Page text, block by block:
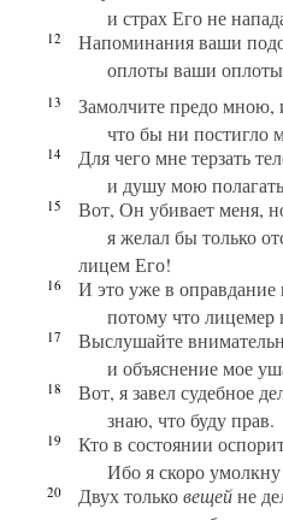
и страх Его не
12
Напоминания ваши
оплоты ваши
13
Замолчите предо мною,
что бы ни постигло
14
Для чего мне терзать
и душу мою
15
Вот, Он убивает меня,
я желал бы только
лицем Его!
16
И это уже в оправдание
потому что лицемер
17
Выслушайте
и объяснение мое
18
Вот, я завел судебное
знаю, что буду прав.
19
Кто в состоянии
Ибо я скоро
20 Двух тольковещейне